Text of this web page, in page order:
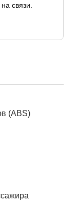
связи.
(ABS)